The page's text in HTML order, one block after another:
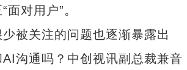
对用户”。
被关注的问题也逐渐暴露出
沟通吗？中创视讯副总裁兼音